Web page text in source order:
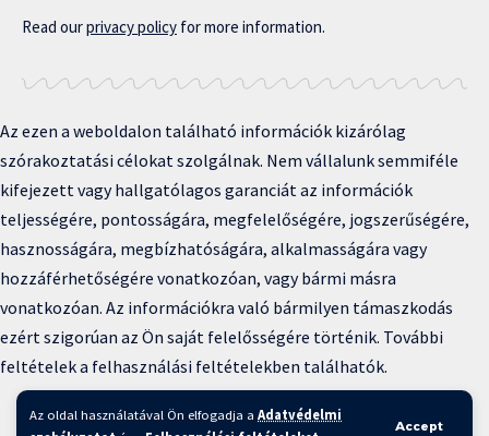
Az oldal használatával Ön elfogadja a Adatvédelmi
Accept
Read ourprivacy policy for more information.
Az ezen a weboldalon található információk kizárólag
szórakoztatási célokat szolgálnak. Nem vállalunk semmiféle
kifejezett vagy hallgatólagos garanciát az információk
teljességére, pontosságára, megfelelőségére, jogszerűségére,
hasznosságára, megbízhatóságára, alkalmasságára vagy
hozzáférhetőségére vonatkozóan, vagy bármi másra
vonatkozóan. Az információkra való bármilyen támaszkodás
ezért szigorúan az Ön saját felelősségére történik. További
feltételek a felhasználási feltételekben találhatók.
Copyright © 2025 BFKH.hu